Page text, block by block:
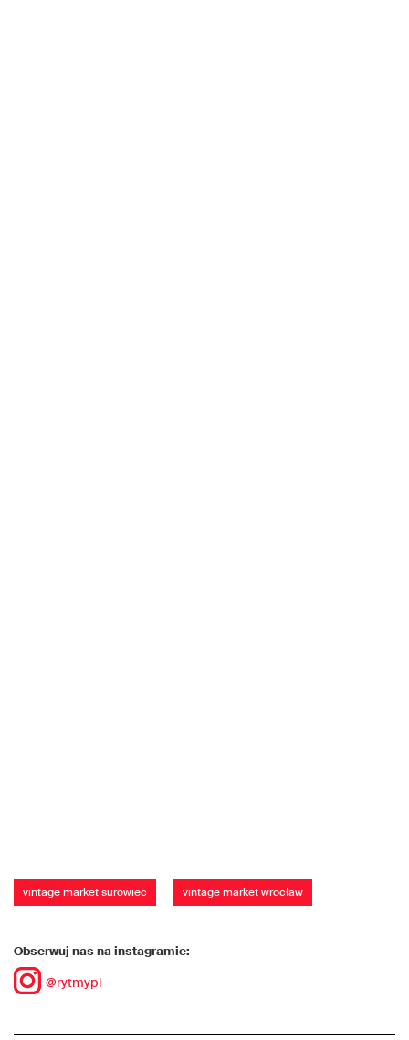
vintage market surowiec vintage market wrocław
Obserwuj nas na instagramie:
@rytmypl